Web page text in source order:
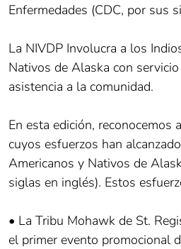
Enfermedades (CDC, por sus
La NIVDP Involucra a los
Nativos de Alaska con
asistencia a la comunidad.
En esta edición, reconocemos
cuyos esfuerzos han
Americanos y Nativos de
siglas en inglés). Estos
• La Tribu Mohawk de St.
el primer evento promocional